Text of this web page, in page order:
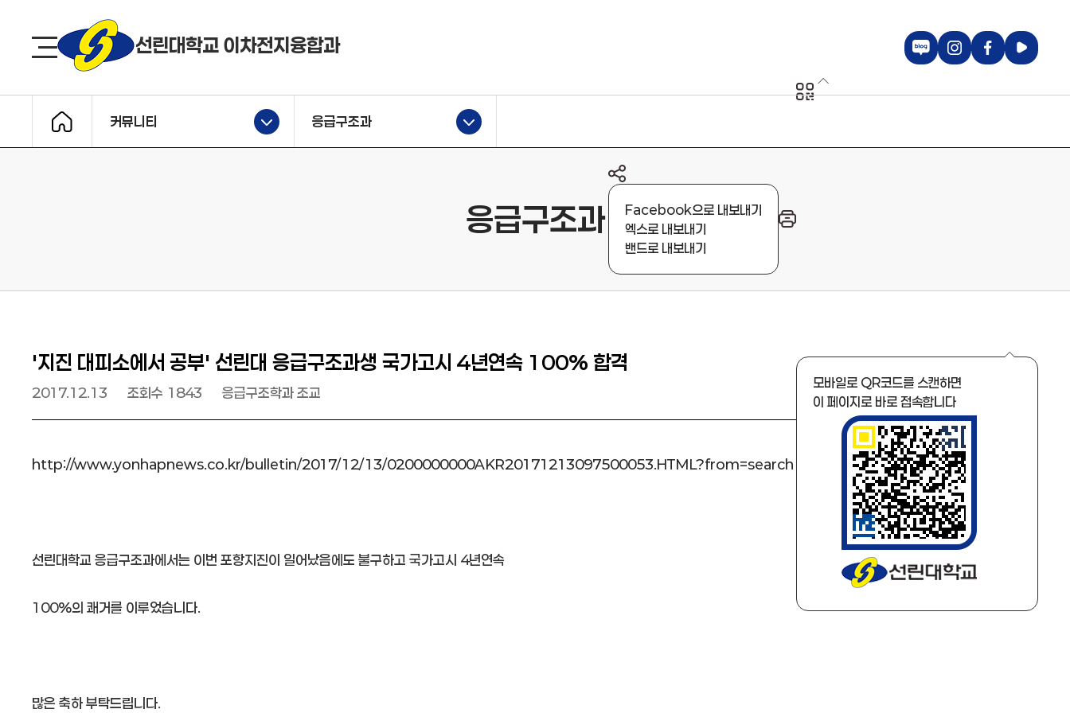
사이트맵
선린대 로고
선린대학교 이차전지융합과 블로그 바로가기
인스타그램 바로가
페이스북 바
유투
메인으로
커뮤니티 응급구조과
응급구조과
공유하기 열기
Facebook으로 내보내기
엑스로 내보내기
밴드로 내보내기
모바일로 QR코드를 스캔하면
이 페이지로 바로 접속합니다
'지진 대피소에서 공부' 선린대 응급구조과생 국가고시 4년연속 100% 합격
날짜
2017.12.13 조회수 1843 응급구조학과 조교
http://www.yonhapnews.co.kr/bulletin/2017/12/13/0200000000AKR20171213097500053.HTML?from=search
선린대학교 응급구조과에서는 이번 포항지진이 일어났음에도 불구하고 국가고시 4년연속
100%의 쾌거를 이루었습니다.
많은 축하 부탁드립니다.